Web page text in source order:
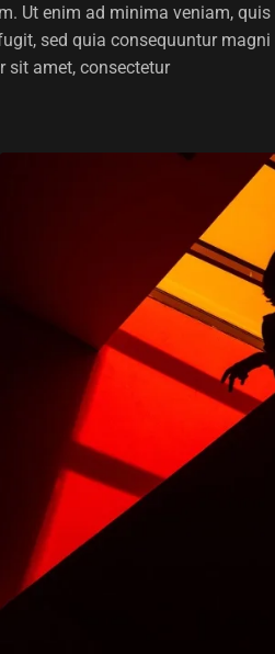
Ut enim ad minima veniam,
sed quia consequuntur
sit amet, consectetur